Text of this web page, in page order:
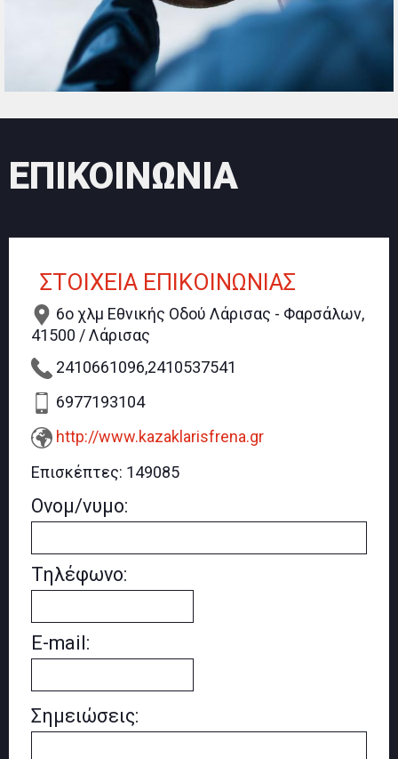
ΕΠΙΚΟΙΝΩΝΙΑ
ΣΤΟΙΧΕΙΑ ΕΠΙΚΟΙΝΩΝΙΑΣ
6ο χλμ Εθνικής Οδού Λάρισας - Φαρσάλων,
41500 / Λάρισας
2410661096,2410537541
6977193104
http://www.kazaklarisfrena.gr
Επισκέπτες: 149085
Ονομ/νυμο:
Τηλέφωνο:
E-mail:
Σημειώσεις: